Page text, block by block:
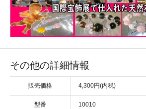
その他の詳細情報
販売価格 4,300円(内税)
型番 10010